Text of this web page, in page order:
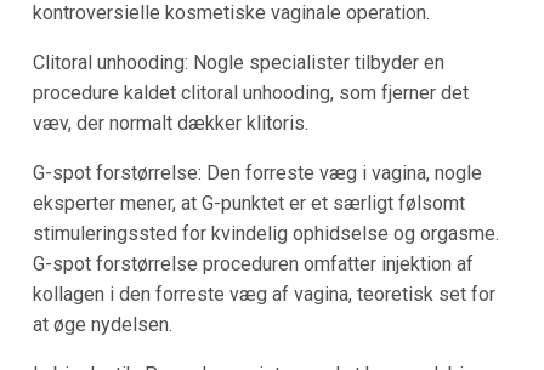
kontroversielle kosmetiske vaginale operation.
Clitoral unhooding: Nogle specialister tilbyder en
procedure kaldet clitoral unhooding, som fjerner det
væv, der normalt dækker klitoris.
G-spot forstørrelse: Den forreste væg i vagina, nogle
eksperter mener, at G-punktet er et særligt følsomt
stimuleringssted for kvindelig ophidselse og orgasme.
G-spot forstørrelse proceduren omfatter injektion af
kollagen i den forreste væg af vagina, teoretisk set for
at øge nydelsen.